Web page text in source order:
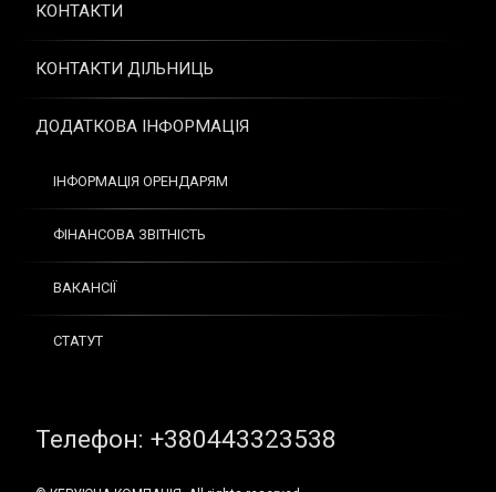
КОНТАКТИ
КОНТАКТИ ДІЛЬНИЦЬ
ДОДАТКОВА ІНФОРМАЦІЯ
ІНФОРМАЦІЯ ОРЕНДАРЯМ
ФІНАНСОВА ЗВІТНІСТЬ
ВАКАНСІЇ
СТАТУТ
Tel:
Телефон: +380443323538